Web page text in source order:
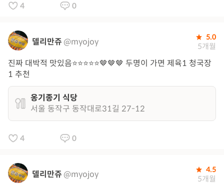
4 0
델리만쥬 @myojoy 5.0
5개월
진짜 대박적 맛있음⭐️⭐️⭐️⭐️⭐️🤎🤎🤎 두명이 가면 제육1 청국장
1 추천
옹기종기 식당
서울 동작구 동작대로31길 27-12
4 0
델리만쥬 @myojoy 4.5
5개월